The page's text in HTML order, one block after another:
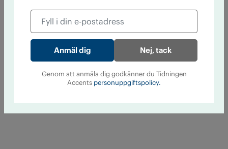
Nej, tack
Genom att anmäla dig godkänner du Tidningen
Accents personuppgiftspolicy.